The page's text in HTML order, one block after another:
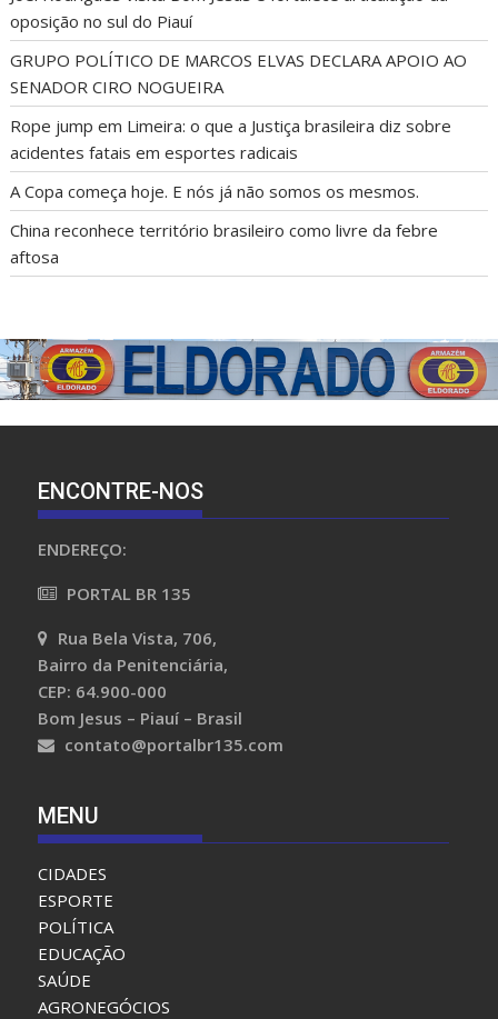
oposição no sul do Piauí
GRUPO POLÍTICO DE MARCOS ELVAS DECLARA APOIO AO
SENADOR CIRO NOGUEIRA
Rope jump em Limeira: o que a Justiça brasileira diz sobre
acidentes fatais em esportes radicais
A Copa começa hoje. E nós já não somos os mesmos.
China reconhece território brasileiro como livre da febre
aftosa
ENCONTRE-NOS
ENDEREÇO:
PORTAL BR 135
Rua Bela Vista, 706,
Bairro da Penitenciária,
CEP: 64.900-000
Bom Jesus – Piauí – Brasil
contato@portalbr135.com
MENU
CIDADES
ESPORTE
POLÍTICA
EDUCAÇÃO
SAÚDE
AGRONEGÓCIOS